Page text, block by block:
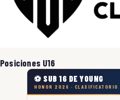
Posiciones U16
⚽ SUB 16 DE YOUNG
HONOR 2026 · CLASIFICATORIO